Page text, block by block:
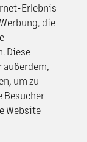
Erlebnis
die
Diese
außerdem,
um zu
Besucher
Website
kamerovým
služieb.
kontaktujte
680 688).